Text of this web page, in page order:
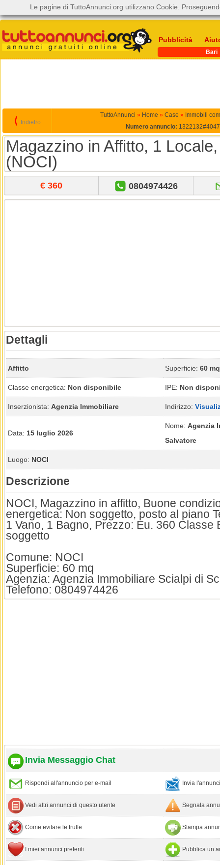
Pubblicità
Bari
⟨ Indietro
TuttoAnnunci » Home » Case » Immobili
Numero annuncio:
Magazzino in Affitto, 1
(NOCI)
€ 360 0804974426
Dettagli
Affitto Superficie: 60 mq
Classe energetica: Non disponibile IPE: Non
Inserzionista: Agenzia Immobiliare Indirizzo:
Data: 15 luglio 2026
Nome: Agenzia
Salvatore
Luogo: NOCI
Descrizione
NOCI, Magazzino in affitto, Buone
energetica: Non soggetto, posto al piano
1 Vano, 1 Bagno, Prezzo: Eu. 360 Classe
soggetto
Comune: NOCI
Superficie: 60 mq
Agenzia: Agenzia Immobiliare Scialpi di
Telefono: 0804974426
Invia Messaggio Chat
Rispondi all'annuncio per e-mail Invia
Vedi altri annunci di questo utente Segnala
Come evitare le truffe Stampa
I miei annunci preferiti Pubblica un
Le pagine di TuttoAnnunci.org utilizzano Cookie.